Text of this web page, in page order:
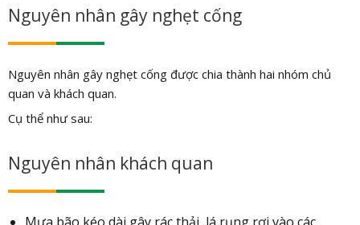
Nguyên nhân gây nghẹt cống
Nguyên nhân gây nghẹt cống được chia thành hai nhóm chủ
quan và khách quan.
Cụ thể như sau:
Nguyên nhân khách quan